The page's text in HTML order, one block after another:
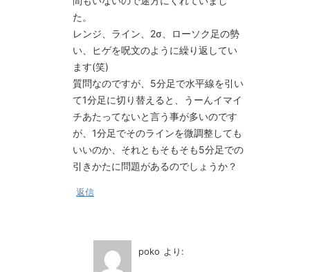
た。
レンジ、ライン、2σ、ローソク足の勢
い、ヒゲを呪文のように繰り返してい
ます(笑)
質問なのですが、5分足で水平線を引い
て1分足に切り替えると、うーんイマイ
チあたってないと言う事が多いのです
が、1分足でそのラインを微調整しても
いいのか、それともそもそも5分足での
引きかたに問題があるのでしょうか？
返信
poko より: